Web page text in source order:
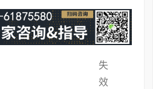
失
效